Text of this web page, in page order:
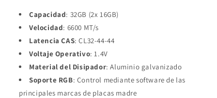
Capacidad: 32GB (2x 16GB)
Velocidad: 6600 MT/s
Latencia CAS: CL32-44-44
Voltaje Operativo: 1.4V
Material del Disipador: Aluminio galvanizado
Soporte RGB: Control mediante software de las
principales marcas de placas madre